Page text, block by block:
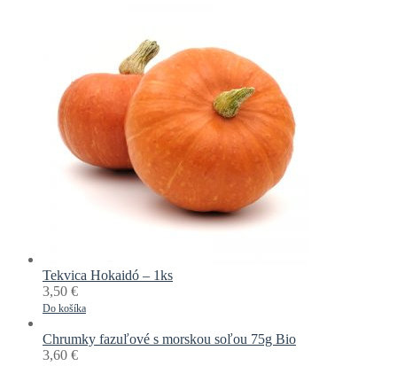
Tekvica Hokaidó – 1ks
3,50 €
Do košíka
Chrumky fazuľové s morskou soľou 75g Bio
3,60 €